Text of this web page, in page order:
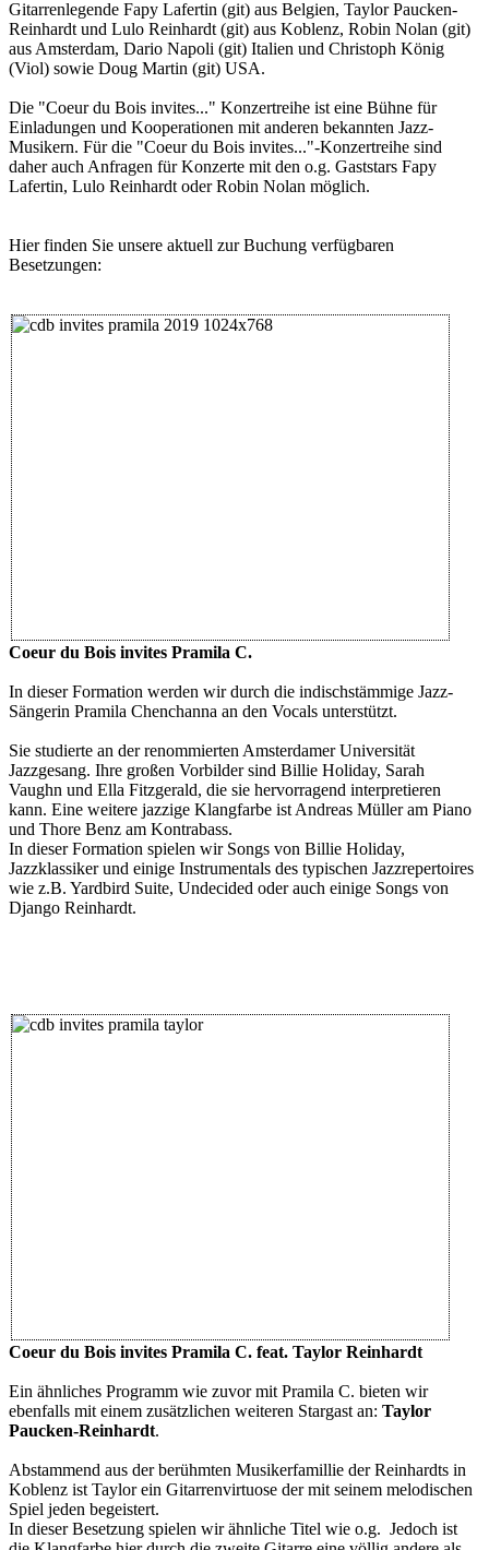
Gitarrenlegende Fapy Lafertin (git) aus Belgien, Taylor Paucken-
Reinhardt und Lulo Reinhardt (git) aus Koblenz, Robin Nolan (git)
aus Amsterdam, Dario Napoli (git) Italien und Christoph König
(Viol) sowie Doug Martin (git) USA.
Die "Coeur du Bois invites..." Konzertreihe ist eine Bühne für
Einladungen und Kooperationen mit anderen bekannten Jazz-
Musikern. Für die "Coeur du Bois invites..."-Konzertreihe sind
daher auch Anfragen für Konzerte mit den o.g. Gaststars Fapy
Lafertin, Lulo Reinhardt oder Robin Nolan möglich.
Hier finden Sie unsere aktuell zur Buchung verfügbaren
Besetzungen:
Coeur du Bois invites Pramila C.
In dieser Formation werden wir durch die indischstämmige Jazz-
Sängerin Pramila Chenchanna an den Vocals unterstützt.
Sie studierte an der renommierten Amsterdamer Universität
Jazzgesang. Ihre großen Vorbilder sind Billie Holiday, Sarah
Vaughn und Ella Fitzgerald, die sie hervorragend interpretieren
kann. Eine weitere jazzige Klangfarbe ist Andreas Müller am Piano
und Thore Benz am Kontrabass.
In dieser Formation spielen wir Songs von Billie Holiday,
Jazzklassiker und einige Instrumentals des typischen Jazzrepertoires
wie z.B. Yardbird Suite, Undecided oder auch einige Songs von
Django Reinhardt.
Coeur du Bois invites Pramila C. feat. Taylor Reinhardt
Ein ähnliches Programm wie zuvor mit Pramila C. bieten wir
ebenfalls mit einem zusätzlichen weiteren Stargast an: Taylor
Paucken-Reinhardt.
Abstammend aus der berühmten Musikerfamillie der Reinhardts in
Koblenz ist Taylor ein Gitarrenvirtuose der mit seinem melodischen
Spiel jeden begeistert.
In dieser Besetzung spielen wir ähnliche Titel wie o.g. Jedoch ist